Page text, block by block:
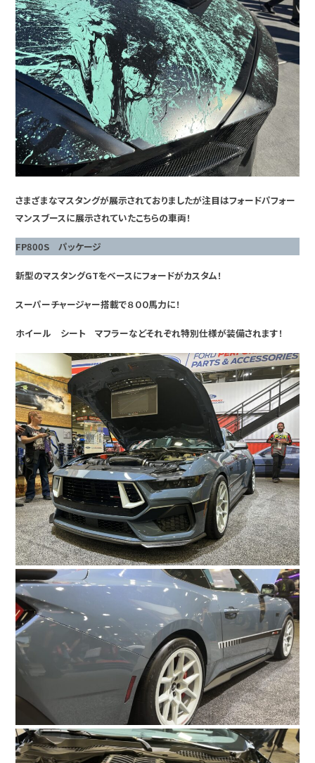
さまざまなマスタングが展示されておりましたが注目はフォードパフォー
マンスブースに展示されていたこちらの車両！
FP800S パッケージ
新型のマスタングGTをベースにフォードがカスタム！
スーパーチャージャー搭載で８００馬力に！
ホイール シート マフラーなどそれぞれ特別仕様が装備されます！